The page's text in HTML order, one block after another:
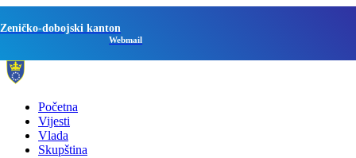
Zeničko-dobojski kanton
Webmail
Početna
Vijesti
Vlada
Skupština